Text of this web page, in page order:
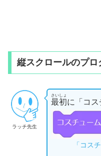
縦スクロールのプロ
ラッチ先生
最初
さいしょ
に「コ
「コス